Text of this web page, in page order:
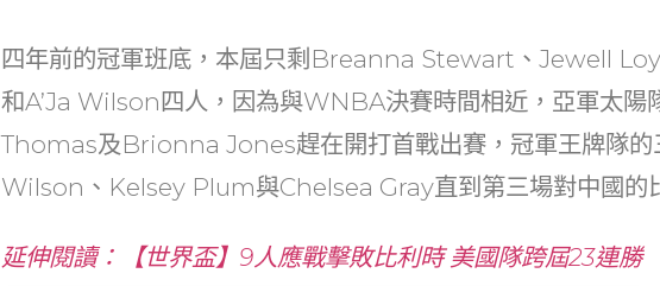
四年前的冠軍班底，本屆只剩Breanna Stewart、Jewell
和A’Ja Wilson四人，因為與WNBA決賽時間相近，亞軍太陽
Thomas及Brionna Jones趕在開打首戰出賽，冠軍王牌隊的
Wilson、Kelsey Plum與Chelsea Gray直到第三場對中國的
延伸閱讀：【世界盃】9人應戰擊敗比利時 美國隊跨屆23連勝